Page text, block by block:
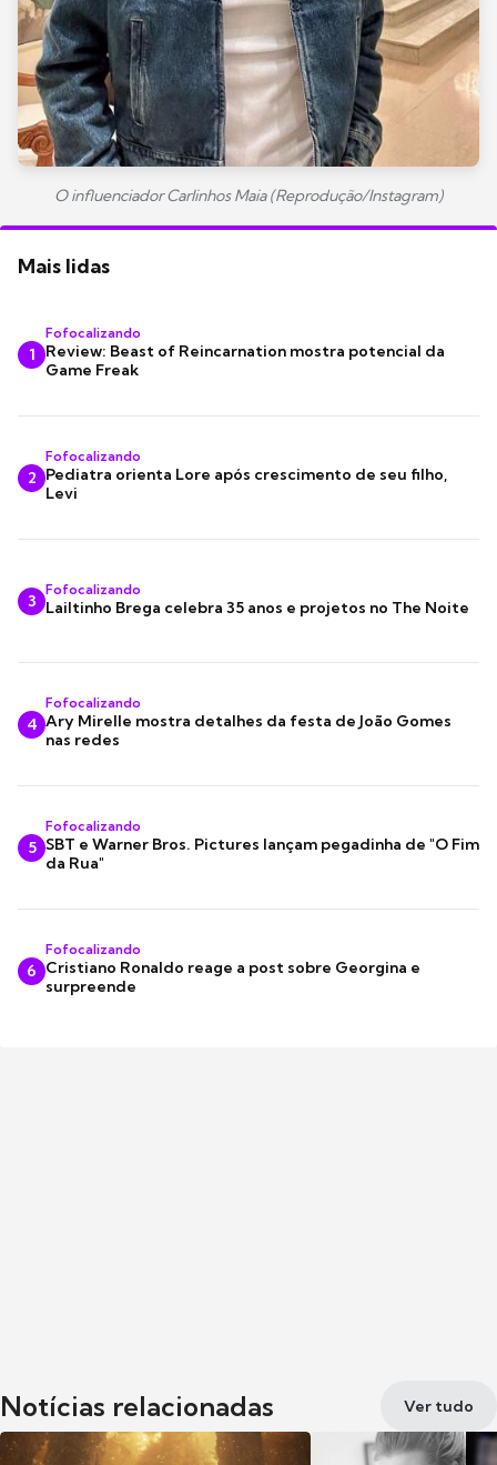
O influenciador Carlinhos Maia (Reprodução/Instagram)
Mais lidas
1
Fofocalizando
Review: Beast of Reincarnation mostra potencial da
Game Freak
2
Fofocalizando
Pediatra orienta Lore após crescimento de seu filho,
Levi
3
Fofocalizando
Lailtinho Brega celebra 35 anos e projetos no The Noite
4
Fofocalizando
Ary Mirelle mostra detalhes da festa de João Gomes
nas redes
5
Fofocalizando
SBT e Warner Bros. Pictures lançam pegadinha de "O Fim
da Rua"
6
Fofocalizando
Cristiano Ronaldo reage a post sobre Georgina e
surpreende
Notícias relacionadas Ver tudo